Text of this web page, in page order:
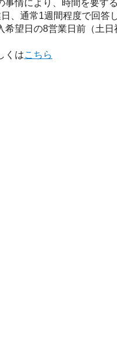
事情により、時間を要す
、通常1週間程度で回答
希望日の8営業日前（土
くはこちら